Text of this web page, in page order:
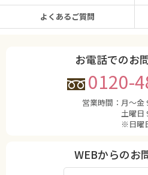
よくあるご質問
お電話でのお
0120-
営業時間： 月〜金
土曜日
※日曜
WEBからのお